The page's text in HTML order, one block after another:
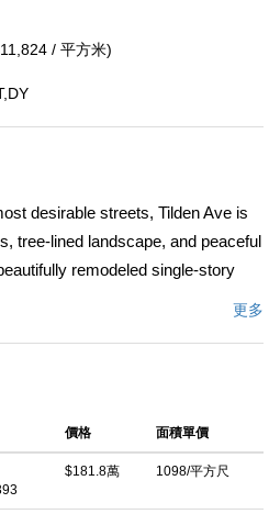
/ 平方米)
desirable streets, Tilden Ave is
tree-lined landscape, and peaceful
remodeled single-story
sqft lot, offering comfort, style,
kitchen with new
two years ago, making the home
off the dining area open to the
indoor-outdoor flow perfect for
更多
價格 面積單價
$181.8萬 1098/平方尺